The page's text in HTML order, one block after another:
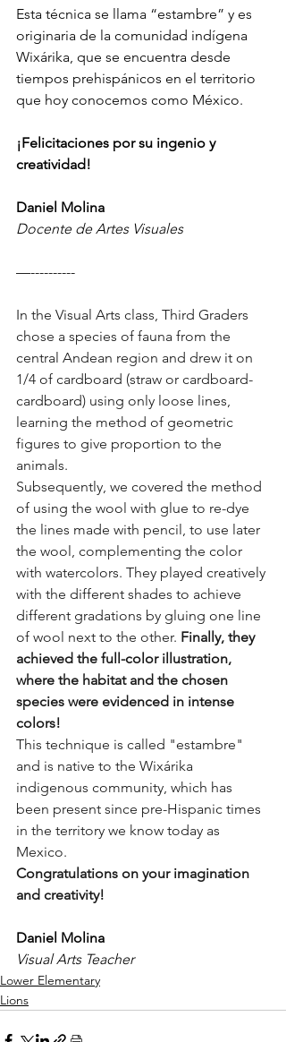
Esta técnica se llama “estambre” y es
originaria de la comunidad indígena
Wixárika, que se encuentra desde
tiempos prehispánicos en el territorio
que hoy conocemos como México.
¡Felicitaciones por su ingenio y
creatividad!
Daniel Molina
Docente de Artes Visuales
—----------
In the Visual Arts class, Third Graders
chose a species of fauna from the
central Andean region and drew it on
1/4 of cardboard (straw or cardboard-
cardboard) using only loose lines,
learning the method of geometric
figures to give proportion to the
animals.
Subsequently, we covered the method
of using the wool with glue to re-dye
the lines made with pencil, to use later
the wool, complementing the color
with watercolors. They played creatively
with the different shades to achieve
different gradations by gluing one line
of wool next to the other. Finally, they
achieved the full-color illustration,
where the habitat and the chosen
species were evidenced in intense
colors!
This technique is called "estambre"
and is native to the Wixárika
indigenous community, which has
been present since pre-Hispanic times
in the territory we know today as
Mexico.
Congratulations on your imagination
and creativity!
Daniel Molina
Visual Arts Teacher
Lower Elementary
Lions